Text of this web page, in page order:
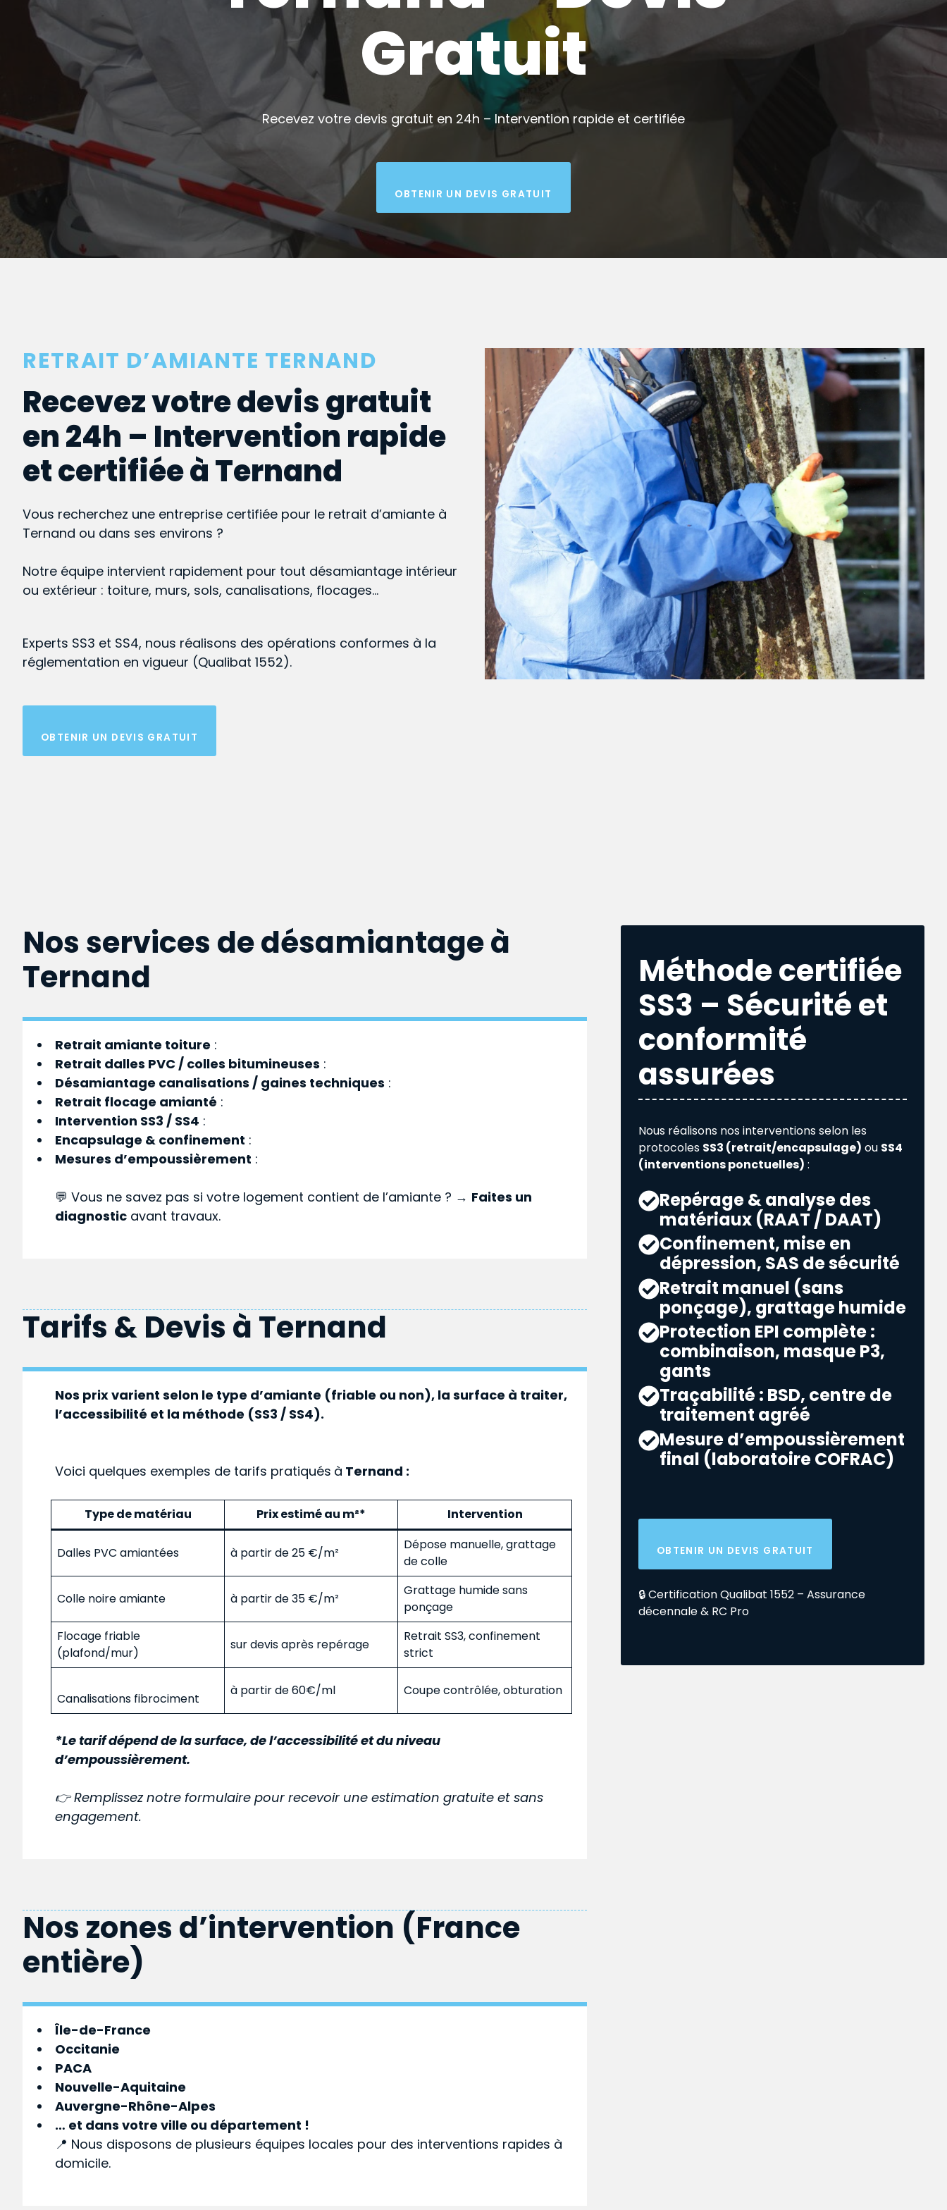
Gratuit
Recevez votre devis gratuit en 24h – Intervention rapide et certifiée
OBTENIR UN DEVIS GRATUIT
RETRAIT D’AMIANTE TERNAND
Recevez votre devis gratuit
en 24h – Intervention rapide
et certifiée à Ternand
Vous recherchez une entreprise certifiée pour le retrait d’amiante à
Ternand ou dans ses environs ?
Notre équipe intervient rapidement pour tout désamiantage intérieur
ou extérieur : toiture, murs, sols, canalisations, flocages…
Experts SS3 et SS4, nous réalisons des opérations conformes à la
réglementation en vigueur (Qualibat 1552).
OBTENIR UN DEVIS GRATUIT
Nos services de désamiantage à
Ternand
Retrait amiante toiture :
Retrait dalles PVC / colles bitumineuses :
Désamiantage canalisations / gaines techniques :
Retrait flocage amianté :
Intervention SS3 / SS4 :
Encapsulage & confinement :
Mesures d’empoussièrement :
💬 Vous ne savez pas si votre logement contient de l’amiante ? → Faites un
diagnostic avant travaux.
Tarifs & Devis à Ternand
Nos prix varient selon le type d’amiante (friable ou non), la surface à traiter,
l’accessibilité et la méthode (SS3 / SS4).
Voici quelques exemples de tarifs pratiqués à Ternand :
Type de matériau Prix estimé au m²* Intervention
Dalles PVC amiantées à partir de 25 €/m²
Dépose manuelle, grattage
de colle
Colle noire amiante à partir de 35 €/m²
Grattage humide sans
ponçage
Flocage friable
(plafond/mur)
sur devis après repérage
Retrait SS3, confinement
strict
Canalisations fibrociment
à partir de 60€/ml Coupe contrôlée, obturation
*Le tarif dépend de la surface, de l’accessibilité et du niveau
d’empoussièrement.
👉 Remplissez notre formulaire pour recevoir une estimation gratuite et sans
engagement.
Nos zones d’intervention (France
entière)
Île-de-France
Occitanie
PACA
Nouvelle-Aquitaine
Auvergne-Rhône-Alpes
… et dans votreville ou département !
📍 Nous disposons de plusieurs équipes locales pour des interventions rapides à
domicile.
Méthode certifiée
SS3 – Sécurité et
conformité
assurées
Nous réalisons nos interventions selon les
protocoles SS3 (retrait/encapsulage) ou SS4
(interventions ponctuelles) :
Repérage & analyse des
matériaux (RAAT / DAAT)
Confinement, mise en
dépression, SAS de sécurité
Retrait manuel (sans
ponçage), grattage humide
Protection EPI complète :
combinaison, masque P3,
gants
Traçabilité : BSD, centre de
traitement agréé
Mesure d’empoussièrement
final (laboratoire COFRAC)
OBTENIR UN DEVIS GRATUIT
🔒 Certification Qualibat 1552 – Assurance
décennale & RC Pro